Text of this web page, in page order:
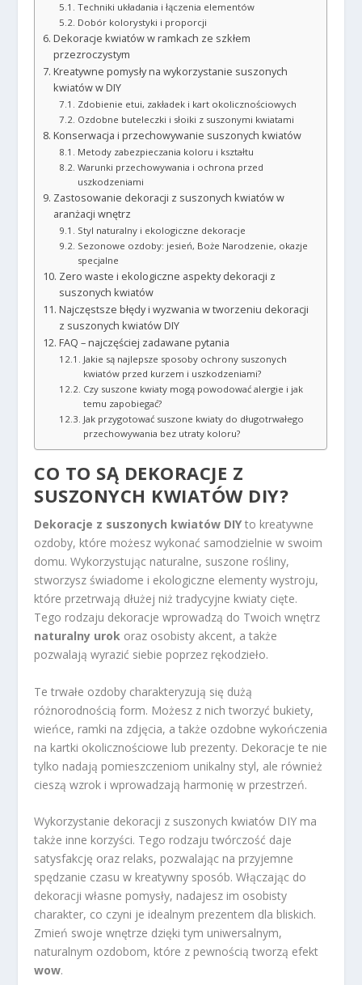
Techniki układania i łączenia elementów
Dobór kolorystyki i proporcji
Dekoracje kwiatów w ramkach ze szkłem
przezroczystym
Kreatywne pomysły na wykorzystanie suszonych
kwiatów w DIY
Zdobienie etui, zakładek i kart okolicznościowych
Ozdobne buteleczki i słoiki z suszonymi kwiatami
Konserwacja i przechowywanie suszonych kwiatów
Metody zabezpieczania koloru i kształtu
Warunki przechowywania i ochrona przed
uszkodzeniami
Zastosowanie dekoracji z suszonych kwiatów w
aranżacji wnętrz
Styl naturalny i ekologiczne dekoracje
Sezonowe ozdoby: jesień, Boże Narodzenie, okazje
specjalne
Zero waste i ekologiczne aspekty dekoracji z
suszonych kwiatów
Najczęstsze błędy i wyzwania w tworzeniu dekoracji
z suszonych kwiatów DIY
FAQ – najczęściej zadawane pytania
Jakie są najlepsze sposoby ochrony suszonych
kwiatów przed kurzem i uszkodzeniami?
Czy suszone kwiaty mogą powodować alergie i jak
temu zapobiegać?
Jak przygotować suszone kwiaty do długotrwałego
przechowywania bez utraty koloru?
CO TO SĄ DEKORACJE Z
SUSZONYCH KWIATÓW DIY?
Dekoracje z suszonych kwiatów DIY to kreatywne
ozdoby, które możesz wykonać samodzielnie w swoim
domu. Wykorzystując naturalne, suszone rośliny,
stworzysz świadome i ekologiczne elementy wystroju,
które przetrwają dłużej niż tradycyjne kwiaty cięte.
Tego rodzaju dekoracje wprowadzą do Twoich wnętrz
naturalny urok oraz osobisty akcent, a także
pozwalają wyrazić siebie poprzez rękodzieło.
Te trwałe ozdoby charakteryzują się dużą
różnorodnością form. Możesz z nich tworzyć bukiety,
wieńce, ramki na zdjęcia, a także ozdobne wykończenia
na kartki okolicznościowe lub prezenty. Dekoracje te nie
tylko nadają pomieszczeniom unikalny styl, ale również
cieszą wzrok i wprowadzają harmonię w przestrzeń.
Wykorzystanie dekoracji z suszonych kwiatów DIY ma
także inne korzyści. Tego rodzaju twórczość daje
satysfakcję oraz relaks, pozwalając na przyjemne
spędzanie czasu w kreatywny sposób. Włączając do
dekoracji własne pomysły, nadajesz im osobisty
charakter, co czyni je idealnym prezentem dla bliskich.
Zmień swoje wnętrze dzięki tym uniwersalnym,
naturalnym ozdobom, które z pewnością tworzą efekt
wow.